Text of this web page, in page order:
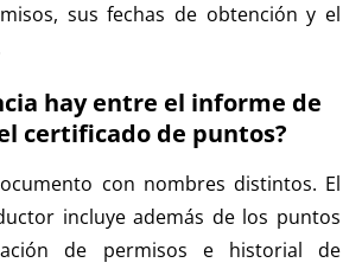
sus fechas de obtención y el
hay entre el informe de
certificado de puntos?
con nombres distintos. El
incluye además de los puntos
de permisos e historial de